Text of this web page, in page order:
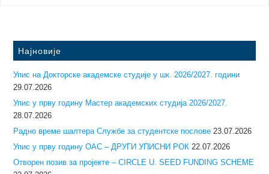
Најновије
Упис на Докторске академске студије у шк. 2026/2027. години
29.07.2026
Упис у прву годину Mастер академских студија 2026/2027.
28.07.2026
Радно време шалтера Службе за студентске послове 23.07.2026
Упис у прву годину ОАС – ДРУГИ УПИСНИ РОК 22.07.2026
Отворен позив за пројекте – CIRCLE U. SEED FUNDING SCHEME